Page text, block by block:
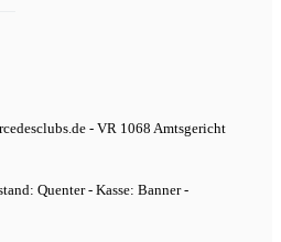
- VR 1068 Amtsgericht
Quenter - Kasse: Banner -